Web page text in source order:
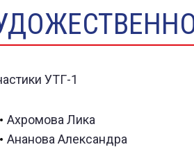
Ахромова Лика
Ананова Александра